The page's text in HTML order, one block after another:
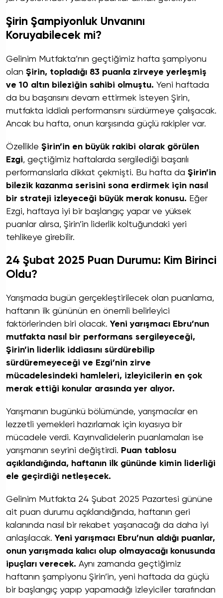
Şirin Şampiyonluk Unvanını
Koruyabilecek mi?
Gelinim Mutfakta’nın geçtiğimiz hafta şampiyonu
olan Şirin, topladığı 83 puanla zirveye yerleşmiş
ve 10 altın bileziğin sahibi olmuştu. Yeni haftada
da bu başarısını devam ettirmek isteyen Şirin,
mutfakta iddialı performansını sürdürmeye çalışacak.
Ancak bu hafta, onun karşısında güçlü rakipler var.
Özellikle Şirin’in en büyük rakibi olarak görülen
Ezgi, geçtiğimiz haftalarda sergilediği başarılı
performanslarla dikkat çekmişti. Bu hafta da Şirin’in
bilezik kazanma serisini sona erdirmek için nasıl
bir strateji izleyeceği büyük merak konusu. Eğer
Ezgi, haftaya iyi bir başlangıç yapar ve yüksek
puanlar alırsa, Şirin’in liderlik koltuğundaki yeri
tehlikeye girebilir.
24 Şubat 2025 Puan Durumu: Kim Birinci
Oldu?
Yarışmada bugün gerçekleştirilecek olan puanlama,
haftanın ilk gününün en önemli belirleyici
faktörlerinden biri olacak. Yeni yarışmacı Ebru’nun
mutfakta nasıl bir performans sergileyeceği,
Şirin’in liderlik iddiasını sürdürebilip
sürdüremeyeceği ve Ezgi’nin zirve
mücadelesindeki hamleleri, izleyicilerin en çok
merak ettiği konular arasında yer alıyor.
Yarışmanın bugünkü bölümünde, yarışmacılar en
lezzetli yemekleri hazırlamak için kıyasıya bir
mücadele verdi. Kayınvalidelerin puanlamaları ise
yarışmanın seyrini değiştirdi. Puan tablosu
açıklandığında, haftanın ilk gününde kimin liderliği
ele geçirdiği netleşecek.
Gelinim Mutfakta 24 Şubat 2025 Pazartesi gününe
ait puan durumu açıklandığında, haftanın geri
kalanında nasıl bir rekabet yaşanacağı da daha iyi
anlaşılacak. Yeni yarışmacı Ebru’nun aldığı puanlar,
onun yarışmada kalıcı olup olmayacağı konusunda
ipuçları verecek. Aynı zamanda geçtiğimiz
haftanın şampiyonu Şirin’in, yeni haftada da güçlü
bir başlangıç yapıp yapamadığı izleyiciler tarafından